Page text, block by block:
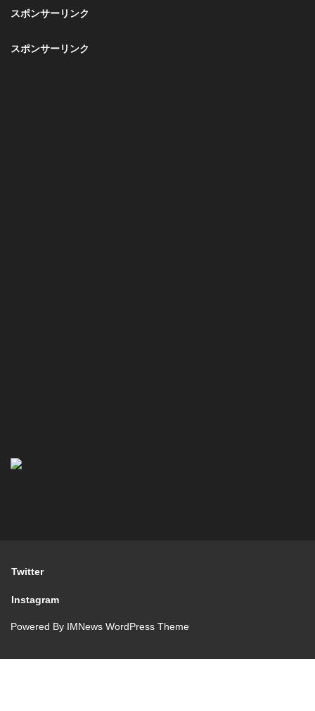
スポンサーリンク
スポンサーリンク
Twitter
Instagram
Powered By IMNews WordPress Theme